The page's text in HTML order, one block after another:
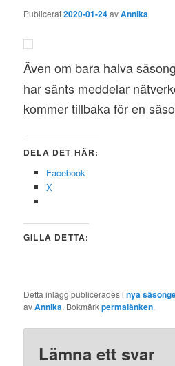
Publicerat2020-01-24avAnnika
Även om bara halva
har sänts meddelar
kommer tillbaka för en
DELA DET HÄR:
Facebook
X
GILLA DETTA:
Detta inlägg publicerades inya
avAnnika. Bokmärkpermalänken.
Lämna ett svar